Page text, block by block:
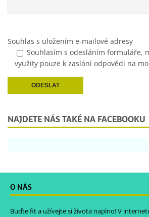
Souhlas s uložením e-mailové adresy
Souhlasím s odesláním formuláře,
využity pouze k zaslání odpovědi na
NAJDETE NÁS TAKÉ NA FACEBOOKU
O NÁS
Buďte fit a užívejte si života naplno! V